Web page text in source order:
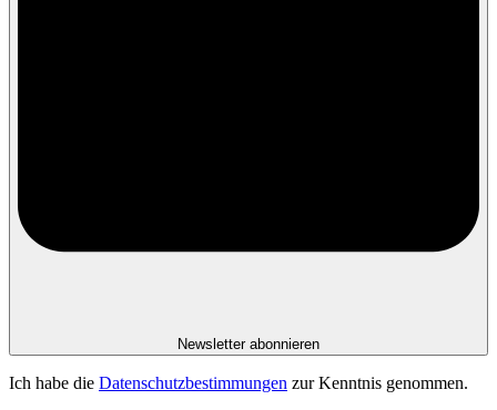
Newsletter abonnieren
Ich habe die Datenschutzbestimmungen zur Kenntnis genommen.